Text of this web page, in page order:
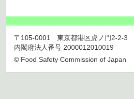
〒105-0001 東京都港区虎ノ門2-2-3
内閣府法人番号 2000012010019
© Food Safety Commission of Japan